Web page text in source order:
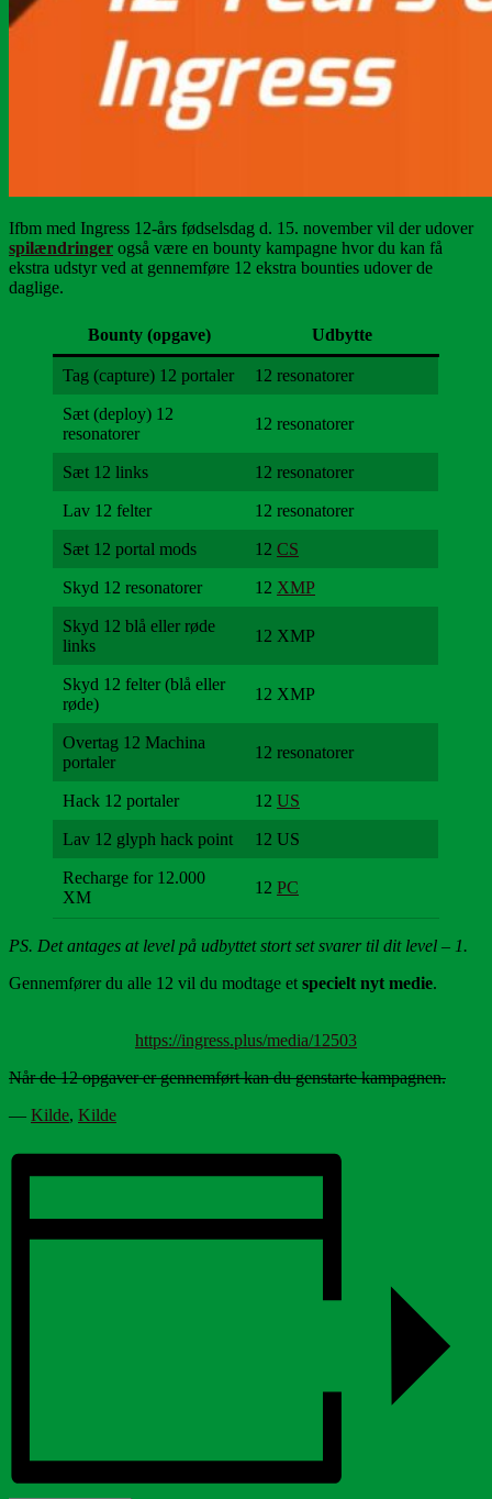
Ifbm med Ingress 12-års fødselsdag d. 15. november vil der udover
spilændringer også være en bounty kampagne hvor du kan få
ekstra udstyr ved at gennemføre 12 ekstra bounties udover de
daglige.
Bounty (opgave) Udbytte
Tag (capture) 12 portaler 12 resonatorer
Sæt (deploy) 12
resonatorer
12 resonatorer
Sæt 12 links 12 resonatorer
Lav 12 felter 12 resonatorer
Sæt 12 portal mods 12 CS
Skyd 12 resonatorer 12 XMP
Skyd 12 blå eller røde
links
12 XMP
Skyd 12 felter (blå eller
røde)
12 XMP
Overtag 12 Machina
portaler
12 resonatorer
Hack 12 portaler 12 US
Lav 12 glyph hack point 12 US
Recharge for 12.000
XM
12 PC
PS. Det antages at level på udbyttet stort set svarer til dit level – 1.
Gennemfører du alle 12 vil du modtage et specielt nyt medie.
https://ingress.plus/media/12503
Når de 12 opgaver er gennemført kan du genstarte kampagnen.
— Kilde, Kilde